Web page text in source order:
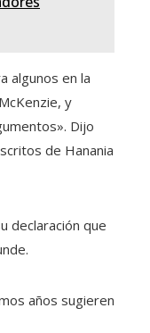
algunos en la
y
Dijo
de Hanania
declaración que
años sugieren